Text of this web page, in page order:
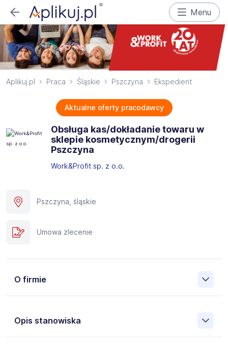
Menu
Aplikuj.pl Praca Śląskie Pszczyna Ekspedient
Aktualne oferty pracodawcy
Obsługa kas/dokładanie towaru w
sklepie kosmetycznym/drogerii
Pszczyna
Work&Profit sp. z o.o.
Pszczyna, śląskie
Umowa zlecenie
O firmie
Opis stanowiska